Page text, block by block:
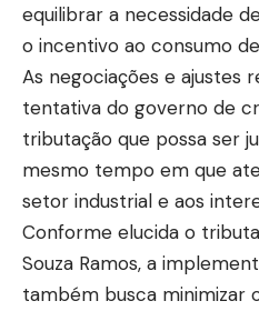
equilibrar a necessidade
o incentivo ao consumo
As negociações e ajustes
tentativa do governo de
tributação que possa ser
mesmo tempo em que
setor industrial e aos
Conforme elucida o
Souza Ramos, a
também busca minimizar